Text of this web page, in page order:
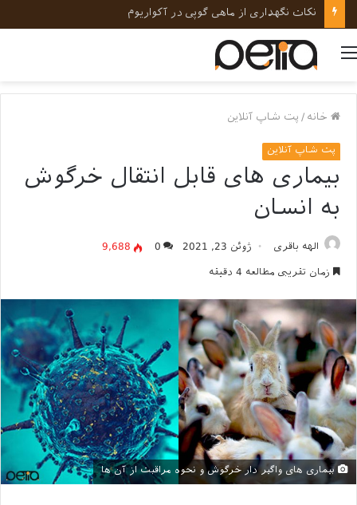
نکات نگهداری از ماهی گوپی در آکواریوم
منو
خانه / پت شاپ آنلاین
پت شاپ آنلاین
بیماری های قابل انتقال خرگوش
به انسان
الهه باقری ژوئن 23, 2021 0
9,688
زمان تقریبی مطالعه 4 دقیقه
بیماری های واگیر دار خرگوش و نحوه مراقبت از آن ها